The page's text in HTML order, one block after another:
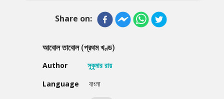
Share on:
আবোল তাবোল (প্রথম খণ্ড)
Author
সুকুমার রায়
Language
বাংলা